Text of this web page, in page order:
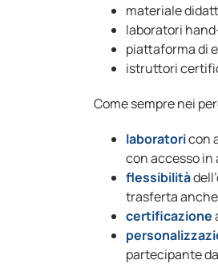
materiale
laboratori
piattaforma di
istruttori
Come sempre nei
laboratoricon
con accesso in
flessibilità
trasferta anche
certificazione
partecipante